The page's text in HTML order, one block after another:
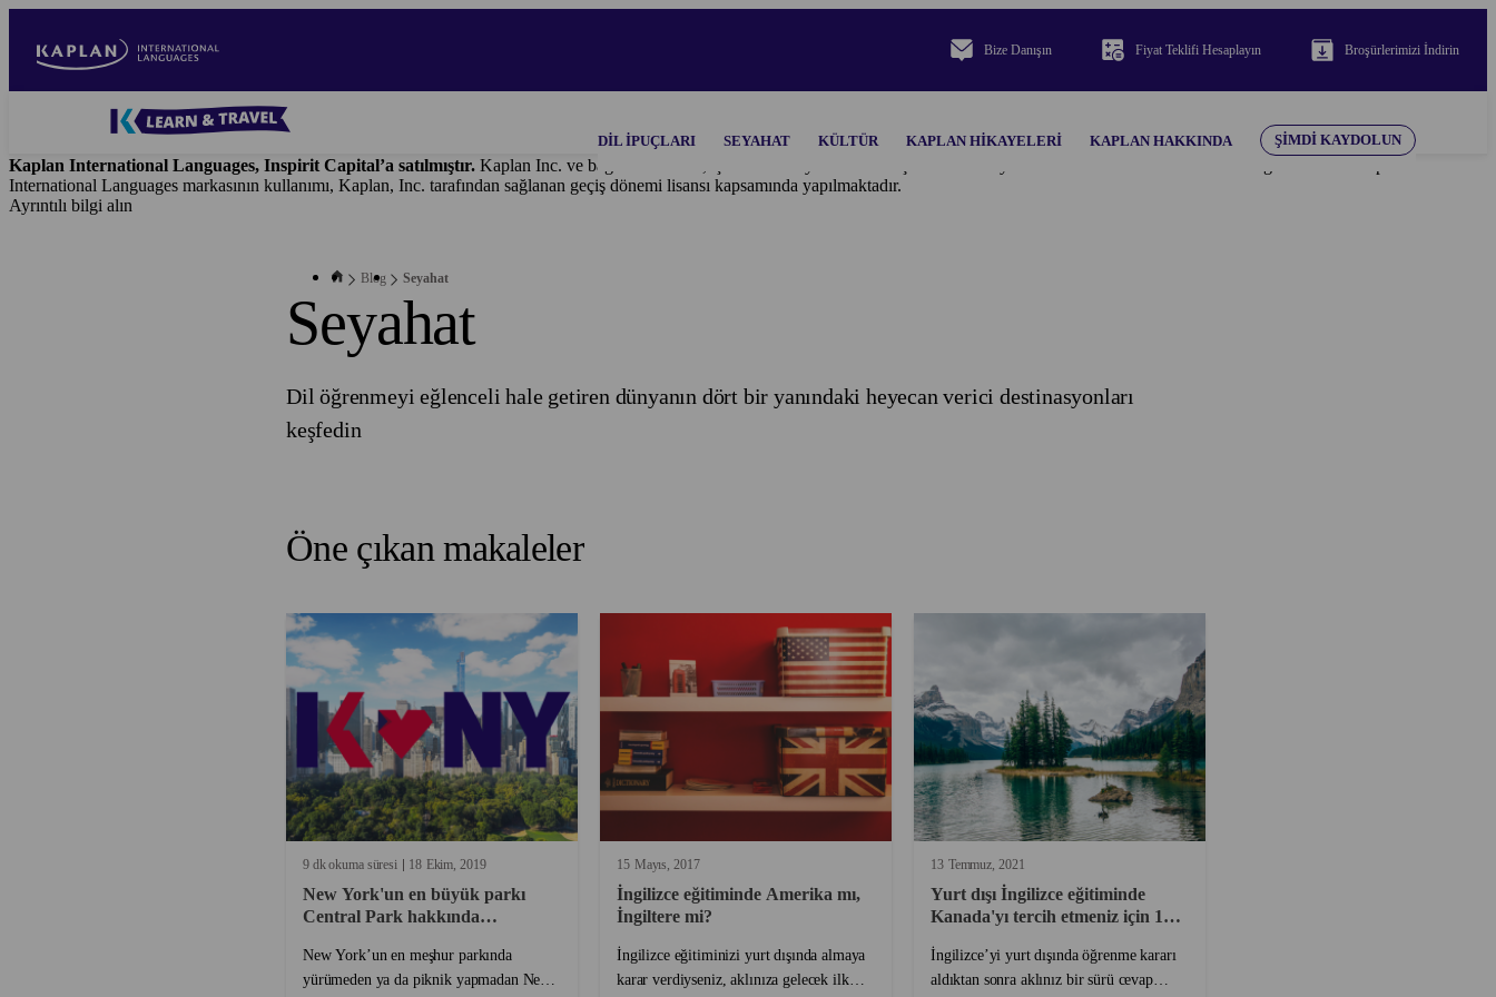
main
Bize Danışın Fiyat Teklifi Hesaplayın Broşürlerimizi İndirin
Blog
Main
navigation
DIL IPUÇLARI SEYAHAT KÜLTÜR KAPLAN HIKAYELERI KAPLAN HAKKINDA ŞIMDI KAYDOLUN
Kaplan International Languages, Inspirit Capital’a satılmıştır. Kaplan Inc. ve bağlı ortaklıkları, işbu metinde yer alan tüm içerik ve materyaller bakımından her türlü sorumluluğu reddeder. Kaplan
International Languages markasının kullanımı, Kaplan, Inc. tarafından sağlanan geçiş dönemi lisansı kapsamında yapılmaktadır.
Ayrıntılı bilgi alın
Blog Seyahat
Seyahat
Dil öğrenmeyi eğlenceli hale getiren dünyanın dört bir yanındaki heyecan verici destinasyonları
keşfedin
Öne çıkan makaleler
9 dk okuma süresi 18 Ekim 2019
New York'un en büyük parkı
Central Park hakkında
New York’un en meşhur parkında
yürümeden ya da piknik yapmadan New
15 Mayıs 2017
İngilizce eğitiminde Amerika mı,
İngiltere mi?
İngilizce eğitiminizi yurt dışında almaya
karar verdiyseniz, aklınıza gelecek ilk
13 Temmuz 2021
Yurt dışı İngilizce eğitiminde
Kanada'yı tercih etmeniz için 10
İngilizce’yi yurt dışında öğrenme kararı
aldıktan sonra aklınız bir sürü cevap